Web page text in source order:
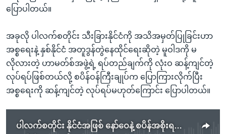
ပြောပါတယ်။
အခုလို ပါလက်စတိုင်း သီးခြားနိုင်ငံကို အသိအမှတ်ပြုခြင်းဟာ
အစ္စရေးနဲ့ နှစ်နိုင်ငံ အတူဒွန်တွဲနေထိုင်ရေးဆိုတဲ့ မူဝါဒကို မ
လိုလားတဲ့ ဟာမတ်စ်အဖွဲ့ရဲ့ ရပ်တည်ချက်ကို လုံးဝ ဆန့်ကျင်တဲ့
လုပ်ရပ်ဖြစ်တယ်လို့ စပိန်ဝန်ကြီးချုပ်က ပြောကြားလိုက်ပြီး
အစ္စရေးကို ဆန့်ကျင်တဲ့ လုပ်ရပ်မဟုတ်ကြောင်း ပြောပါတယ်။​
ပါလက်စတိုင်း နိုင်ငံအဖြစ် နော်ဝေနဲ့ စပိန်အစိုးရတွေ တရားဝင် အသိအမှတ်ပြု